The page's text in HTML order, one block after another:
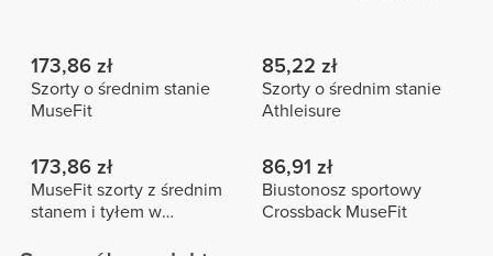
173,86 zł
Szorty o średnim stanie
MuseFit
85,22 zł
Szorty o średnim stanie
Athleisure
173,86 zł
MuseFit szorty z średnim
stanem i tyłem w
86,91 zł
Biustonosz sportowy
Crossback MuseFit